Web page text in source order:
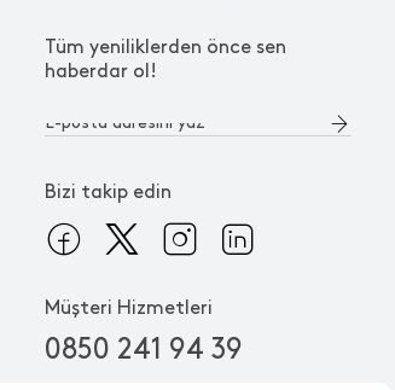
Tüm yeniliklerden önce sen
haberdar ol!
Bizi takip edin
Müşteri Hizmetleri
0850 241 94 39